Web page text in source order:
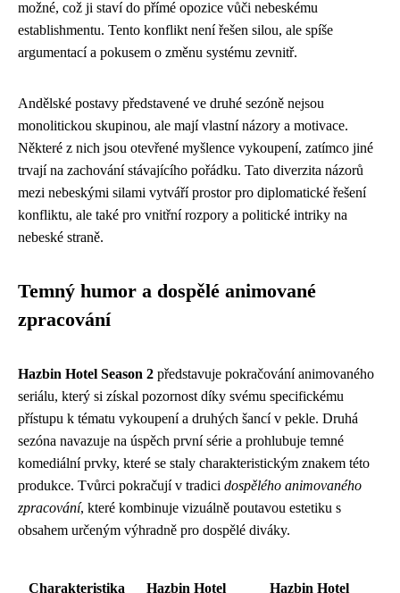
možné, což ji staví do přímé opozice vůči nebeskému
establishmentu. Tento konflikt není řešen silou, ale spíše
argumentací a pokusem o změnu systému zevnitř.
Andělské postavy představené ve druhé sezóně nejsou
monolitickou skupinou, ale mají vlastní názory a motivace.
Některé z nich jsou otevřené myšlence vykoupení, zatímco jiné
trvají na zachování stávajícího pořádku. Tato diverzita názorů
mezi nebeskými silami vytváří prostor pro diplomatické řešení
konfliktu, ale také pro vnitřní rozpory a politické intriky na
nebeské straně.
Temný humor a dospělé animované
zpracování
Hazbin Hotel Season 2 představuje pokračování animovaného
seriálu, který si získal pozornost díky svému specifickému
přístupu k tématu vykoupení a druhých šancí v pekle. Druhá
sezóna navazuje na úspěch první série a prohlubuje temné
komediální prvky, které se staly charakteristickým znakem této
produkce. Tvůrci pokračují v tradici dospělého animovaného
zpracování, které kombinuje vizuálně poutavou estetiku s
obsahem určeným výhradně pro dospělé diváky.
Charakteristika
Hazbin Hotel
Hazbin Hotel